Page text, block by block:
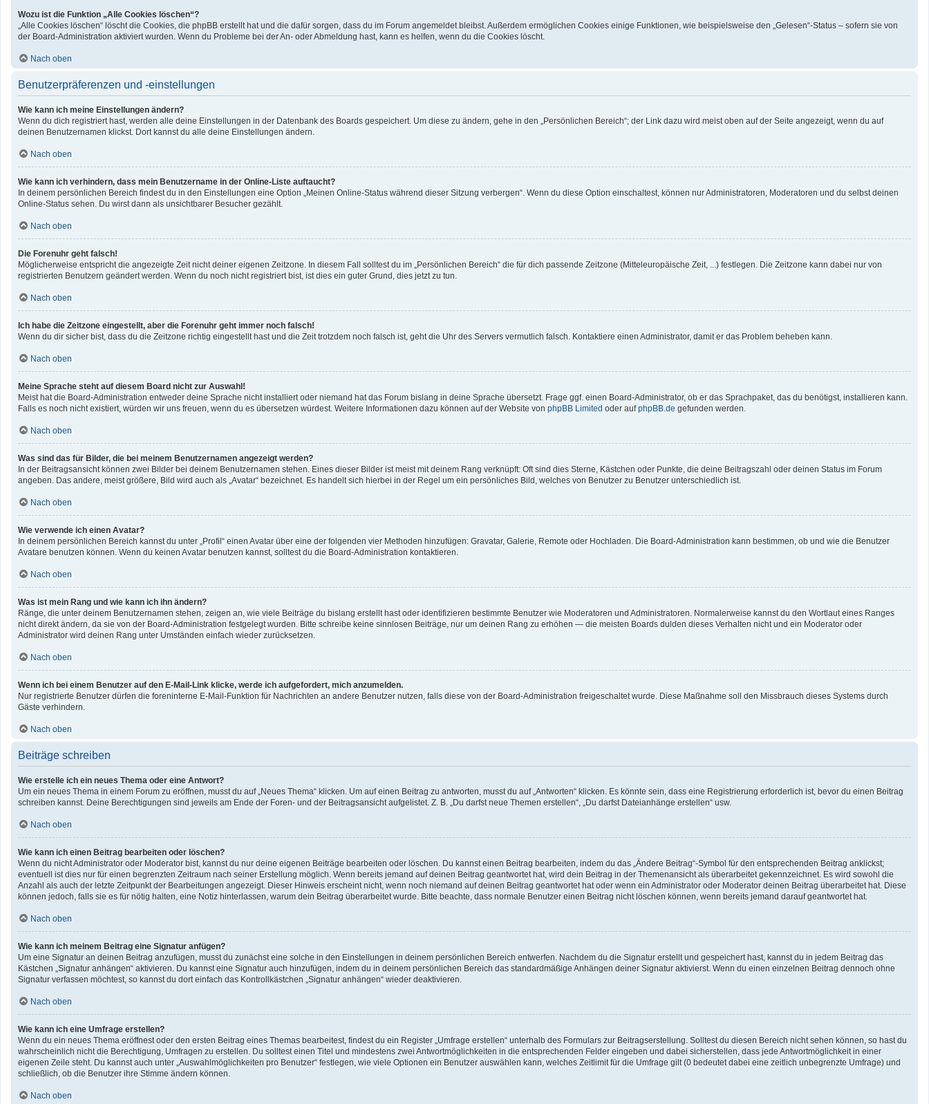
Wozu ist die Funktion „Alle Cookies löschen“?
„Alle Cookies löschen“ löscht die Cookies, die phpBB erstellt hat und die dafür sorgen, dass du im Forum angemeldet bleibst. Außerdem ermöglichen Cookies einige Funktionen, wie beispielsweise den „Gelesen“-Status – sofern sie von
der Board-Administration aktiviert wurden. Wenn du Probleme bei der An- oder Abmeldung hast, kann es helfen, wenn du die Cookies löscht.
Nach oben
Benutzerpräferenzen und -einstellungen
Wie kann ich meine Einstellungen ändern?
Wenn du dich registriert hast, werden alle deine Einstellungen in der Datenbank des Boards gespeichert. Um diese zu ändern, gehe in den „Persönlichen Bereich“; der Link dazu wird meist oben auf der Seite angezeigt, wenn du auf
deinen Benutzernamen klickst. Dort kannst du alle deine Einstellungen ändern.
Nach oben
Wie kann ich verhindern, dass mein Benutzername in der Online-Liste auftaucht?
In deinem persönlichen Bereich findest du in den Einstellungen eine Option „Meinen Online-Status während dieser Sitzung verbergen“. Wenn du diese Option einschaltest, können nur Administratoren, Moderatoren und du selbst deinen
Online-Status sehen. Du wirst dann als unsichtbarer Besucher gezählt.
Nach oben
Die Forenuhr geht falsch!
Möglicherweise entspricht die angezeigte Zeit nicht deiner eigenen Zeitzone. In diesem Fall solltest du im „Persönlichen Bereich“ die für dich passende Zeitzone (Mitteleuropäische Zeit, ...) festlegen. Die Zeitzone kann dabei nur von
registrierten Benutzern geändert werden. Wenn du noch nicht registriert bist, ist dies ein guter Grund, dies jetzt zu tun.
Nach oben
Ich habe die Zeitzone eingestellt, aber die Forenuhr geht immer noch falsch!
Wenn du dir sicher bist, dass du die Zeitzone richtig eingestellt hast und die Zeit trotzdem noch falsch ist, geht die Uhr des Servers vermutlich falsch. Kontaktiere einen Administrator, damit er das Problem beheben kann.
Nach oben
Meine Sprache steht auf diesem Board nicht zur Auswahl!
Meist hat die Board-Administration entweder deine Sprache nicht installiert oder niemand hat das Forum bislang in deine Sprache übersetzt. Frage ggf. einen Board-Administrator, ob er das Sprachpaket, das du benötigst, installieren kann.
Falls es noch nicht existiert, würden wir uns freuen, wenn du es übersetzen würdest. Weitere Informationen dazu können auf der Website von phpBB Limited oder aufphpBB.de gefunden werden.
Nach oben
Was sind das für Bilder, die bei meinem Benutzernamen angezeigt werden?
In der Beitragsansicht können zwei Bilder bei deinem Benutzernamen stehen. Eines dieser Bilder ist meist mit deinem Rang verknüpft: Oft sind dies Sterne, Kästchen oder Punkte, die deine Beitragszahl oder deinen Status im Forum
angeben. Das andere, meist größere, Bild wird auch als „Avatar“ bezeichnet. Es handelt sich hierbei in der Regel um ein persönliches Bild, welches von Benutzer zu Benutzer unterschiedlich ist.
Nach oben
Wie verwende ich einen Avatar?
In deinem persönlichen Bereich kannst du unter „Profil“ einen Avatar über eine der folgenden vier Methoden hinzufügen: Gravatar, Galerie, Remote oder Hochladen. Die Board-Administration kann bestimmen, ob und wie die Benutzer
Avatare benutzen können. Wenn du keinen Avatar benutzen kannst, solltest du die Board-Administration kontaktieren.
Nach oben
Was ist mein Rang und wie kann ich ihn ändern?
Ränge, die unter deinem Benutzernamen stehen, zeigen an, wie viele Beiträge du bislang erstellt hast oder identifizieren bestimmte Benutzer wie Moderatoren und Administratoren. Normalerweise kannst du den Wortlaut eines Ranges
nicht direkt ändern, da sie von der Board-Administration festgelegt wurden. Bitte schreibe keine sinnlosen Beiträge, nur um deinen Rang zu erhöhen — die meisten Boards dulden dieses Verhalten nicht und ein Moderator oder
Administrator wird deinen Rang unter Umständen einfach wieder zurücksetzen.
Nach oben
Wenn ich bei einem Benutzer auf den E-Mail-Link klicke, werde ich aufgefordert, mich anzumelden.
Nur registrierte Benutzer dürfen die foreninterne E-Mail-Funktion für Nachrichten an andere Benutzer nutzen, falls diese von der Board-Administration freigeschaltet wurde. Diese Maßnahme soll den Missbrauch dieses Systems durch
Gäste verhindern.
Nach oben
Beiträge schreiben
Wie erstelle ich ein neues Thema oder eine Antwort?
Um ein neues Thema in einem Forum zu eröffnen, musst du auf „Neues Thema“ klicken. Um auf einen Beitrag zu antworten, musst du auf „Antworten“ klicken. Es könnte sein, dass eine Registrierung erforderlich ist, bevor du einen Beitrag
schreiben kannst. Deine Berechtigungen sind jeweils am Ende der Foren- und der Beitragsansicht aufgelistet. Z. B. „Du darfst neue Themen erstellen“, „Du darfst Dateianhänge erstellen“ usw.
Nach oben
Wie kann ich einen Beitrag bearbeiten oder löschen?
Wenn du nicht Administrator oder Moderator bist, kannst du nur deine eigenen Beiträge bearbeiten oder löschen. Du kannst einen Beitrag bearbeiten, indem du das „Ändere Beitrag“-Symbol für den entsprechenden Beitrag anklickst;
eventuell ist dies nur für einen begrenzten Zeitraum nach seiner Erstellung möglich. Wenn bereits jemand auf deinen Beitrag geantwortet hat, wird dein Beitrag in der Themenansicht als überarbeitet gekennzeichnet. Es wird sowohl die
Anzahl als auch der letzte Zeitpunkt der Bearbeitungen angezeigt. Dieser Hinweis erscheint nicht, wenn noch niemand auf deinen Beitrag geantwortet hat oder wenn ein Administrator oder Moderator deinen Beitrag überarbeitet hat. Diese
können jedoch, falls sie es für nötig halten, eine Notiz hinterlassen, warum dein Beitrag überarbeitet wurde. Bitte beachte, dass normale Benutzer einen Beitrag nicht löschen können, wenn bereits jemand darauf geantwortet hat.
Nach oben
Wie kann ich meinem Beitrag eine Signatur anfügen?
Um eine Signatur an deinen Beitrag anzufügen, musst du zunächst eine solche in den Einstellungen in deinem persönlichen Bereich entwerfen. Nachdem du die Signatur erstellt und gespeichert hast, kannst du in jedem Beitrag das
Kästchen „Signatur anhängen“ aktivieren. Du kannst eine Signatur auch hinzufügen, indem du in deinem persönlichen Bereich das standardmäßige Anhängen deiner Signatur aktivierst. Wenn du einen einzelnen Beitrag dennoch ohne
Signatur verfassen möchtest, so kannst du dort einfach das Kontrollkästchen „Signatur anhängen“ wieder deaktivieren.
Nach oben
Wie kann ich eine Umfrage erstellen?
Wenn du ein neues Thema eröffnest oder den ersten Beitrag eines Themas bearbeitest, findest du ein Register „Umfrage erstellen“ unterhalb des Formulars zur Beitragserstellung. Solltest du diesen Bereich nicht sehen können, so hast du
wahrscheinlich nicht die Berechtigung, Umfragen zu erstellen. Du solltest einen Titel und mindestens zwei Antwortmöglichkeiten in die entsprechenden Felder eingeben und dabei sicherstellen, dass jede Antwortmöglichkeit in einer
eigenen Zeile steht. Du kannst auch unter „Auswahlmöglichkeiten pro Benutzer“ festlegen, wie viele Optionen ein Benutzer auswählen kann, welches Zeitlimit für die Umfrage gilt (0 bedeutet dabei eine zeitlich unbegrenzte Umfrage) und
schließlich, ob die Benutzer ihre Stimme ändern können.
Nach oben